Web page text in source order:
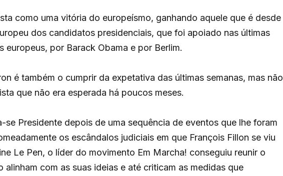
como uma vitória do europeísmo, ganhando aquele que é desde
dos candidatos presidenciais, que foi apoiado nas últimas
europeus, por Barack Obama e por Berlim.
é também o cumprir da expetativa das últimas semanas, mas não
que não era esperada há poucos meses.
se Presidente depois de uma sequência de eventos que lhe foram
os escândalos judiciais em que François Fillon se viu
Le Pen, o líder do movimento Em Marcha! conseguiu reunir o
alinham com as suas ideias e até criticam as medidas que